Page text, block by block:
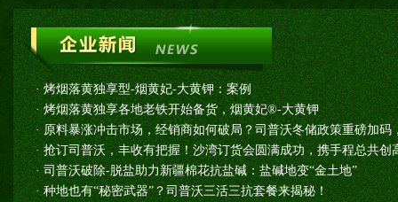
·烤烟落黄独享型-烟黄妃-大黄钾：案例
·烤烟落黄独享各地老铁开始备货，烟黄妃®-大黄钾
· 原料暴涨冲击市场，经销商如何破局？司普沃冬储政策重磅加码
·抢订司普沃，丰收有把握！沙湾订货会圆满成功，携手程总共创
·司普沃破除-脱盐助力新疆棉花抗盐碱：盐碱地变“金土地”
·种地也有“秘密武器”？司普沃三活三抗套餐来揭秘！